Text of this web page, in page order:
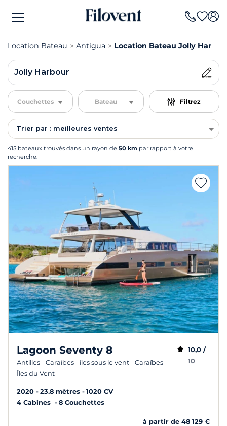
Location Bateau Antigua Location Bateau Jolly
Jolly Harbour
Couchettes Bateau Filtrez
Trier par : meilleures ventes
415 bateaux trouvés dans un rayon de 50 km par rapport à votre
recherche.
Lagoon Seventy 8
Antilles - Caraïbes - îles sous le vent - Caraïbes -
Îles du Vent
10,0 /
10
2020 23.8 mètres
1020 CV
4 Cabines
8 Couchettes
à partir de 48 129 €